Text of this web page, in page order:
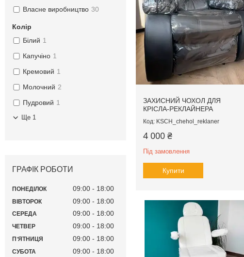
ЗАХИСНИЙ ЧОХОЛ ДЛЯ
КРІСЛА-РЕКЛАЙНЕРА
KSCH_chehol_reklaner
4 000 ₴
Під замовлення
Купити
Власне виробництво 30
Колір
Білий 1
Капучіно 1
Кремовий 1
Молочний 2
Пудровий 1
Ще 1
ГРАФІК РОБОТИ
ПОНЕДІЛОК 09:00 18:00
ВІВТОРОК 09:00 18:00
СЕРЕДА 09:00 18:00
ЧЕТВЕР 09:00 18:00
ПʼЯТНИЦЯ 09:00 18:00
СУБОТА 09:00 18:00